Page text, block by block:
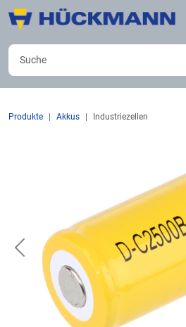
Produkte Akkus Industriezellen
Previous